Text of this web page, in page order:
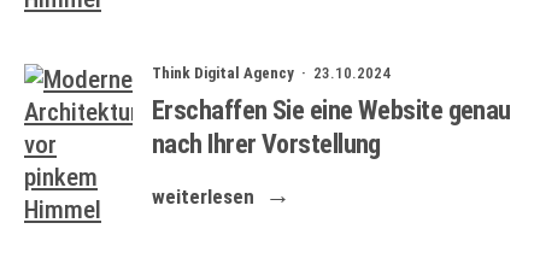
Think Digital Agency · 23.10.2024
Erschaffen Sie eine Website genau
nach Ihrer Vorstellung
weiterlesen